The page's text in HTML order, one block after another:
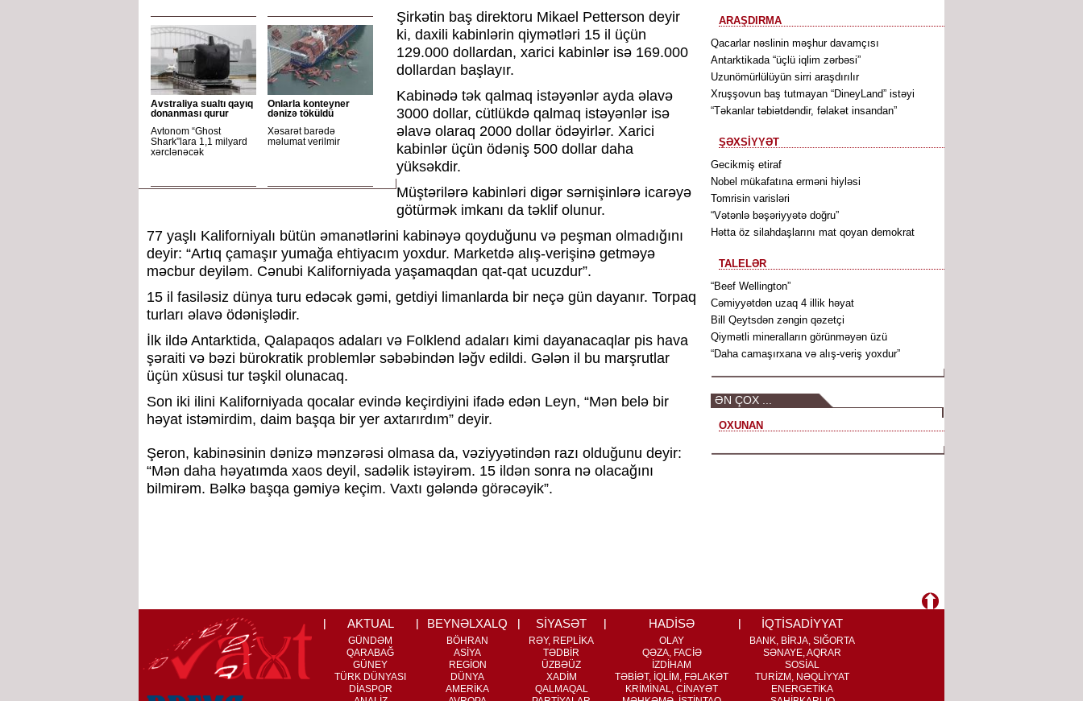
Avstraliya sualtı qayıq
donanması qurur
Avtonom “Ghost
Shark”lara 1,1 milyard
xərclənəcək
Onlarla konteyner
dənizə töküldü
Xəsarət barədə
məlumat verilmir
Şirkətin baş direktoru Mikael Petterson deyir
ki, daxili kabinlərin qiymətləri 15 il üçün
129.000 dollardan, xarici kabinlər isə 169.000
dollardan başlayır.
Kabinədə tək qalmaq istəyənlər ayda əlavə
3000 dollar, cütlükdə qalmaq istəyənlər isə
əlavə olaraq 2000 dollar ödəyirlər. Xarici
kabinlər üçün ödəniş 500 dollar daha
yüksəkdir.
Müştərilərə kabinləri digər sərnişinlərə icarəyə
götürmək imkanı da təklif olunur.
77 yaşlı Kaliforniyalı bütün əmanətlərini kabinəyə qoyduğunu və peşman olmadığını
deyir: “Artıq çamaşır yumağa ehtiyacım yoxdur. Marketdə alış-verişinə getməyə
məcbur deyiləm. Cənubi Kaliforniyada yaşamaqdan qat-qat ucuzdur”.
15 il fasiləsiz dünya turu edəcək gəmi, getdiyi limanlarda bir neçə gün dayanır. Torpaq
turları əlavə ödənişlədir.
İlk ildə Antarktida, Qalapaqos adaları və Folklend adaları kimi dayanacaqlar pis hava
şəraiti və bəzi bürokratik problemlər səbəbindən ləğv edildi. Gələn il bu marşrutlar
üçün xüsusi tur təşkil olunacaq.
Son iki ilini Kaliforniyada qocalar evində keçirdiyini ifadə edən Leyn, “Mən belə bir
həyat istəmirdim, daim başqa bir yer axtarırdım” deyir.
Şeron, kabinəsinin dənizə mənzərəsi olmasa da, vəziyyətindən razı olduğunu deyir:
“Mən daha həyatımda xaos deyil, sadəlik istəyirəm. 15 ildən sonra nə olacağını
bilmirəm. Bəlkə başqa gəmiyə keçim. Vaxtı gələndə görəcəyik”.
ARAŞDIRMA
Qacarlar nəslinin məşhur davamçısı
Antarktikada “üçlü iqlim zərbəsi”
Uzunömürlülüyün sirri araşdırılır
Xruşşovun baş tutmayan “DineyLand” istəyi
“Təkanlar təbiətdəndir, fəlakət insandan”
ŞƏXSİYYƏT
Gecikmiş etiraf
Nobel mükafatına erməni hiyləsi
Tomrisin varisləri
“Vətənlə bəşəriyyətə doğru”
Hətta öz silahdaşlarını mat qoyan demokrat
TALELƏR
“Beef Wellington”
Cəmiyyətdən uzaq 4 illik həyat
Bill Qeytsdən zəngin qəzetçi
Qiymətli mineralların görünməyən üzü
“Daha camaşırxana və alış-veriş yoxdur”
ƏN ÇOX ...
OXUNAN
AKTUAL
GÜNDƏM
QARABAĞ
GÜNEY
TÜRK DÜNYASI
DİASPOR
BEYNƏLXALQ
BÖHRAN
ASİYA
REGİON
DÜNYA
AMERİKA
SİYASƏT
RƏY, REPLİKA
TƏDBİR
ÜZBƏÜZ
XADİM
QALMAQAL
HADİSƏ
OLAY
QƏZA, FACİƏ
İZDİHAM
TƏBİƏT, İQLİM, FƏLAKƏT
KRİMİNAL, CİNAYƏT
İQTİSADİYYAT
BANK, BİRJA, SIĞORTA
SƏNAYE, AQRAR
SOSİAL
TURİZM, NƏQLİYYAT
ENERGETİKA